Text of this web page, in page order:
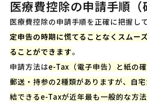
医療費控除の申請手順（
医療費控除の申請手順を正確に把握し
定申告の時期に慌てることなくスムー
ることができます。
申請方法はe-Tax（電子申告）と紙の
郵送・持参の2種類がありますが、自
結できるe-Taxが近年最も一般的な方